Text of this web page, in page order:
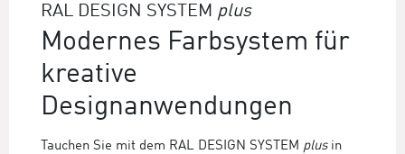
RAL DESIGN SYSTEM plus
Modernes Farbsystem für
kreative
Designanwendungen
Tauchen Sie mit dem RAL DESIGN SYSTEM plusin